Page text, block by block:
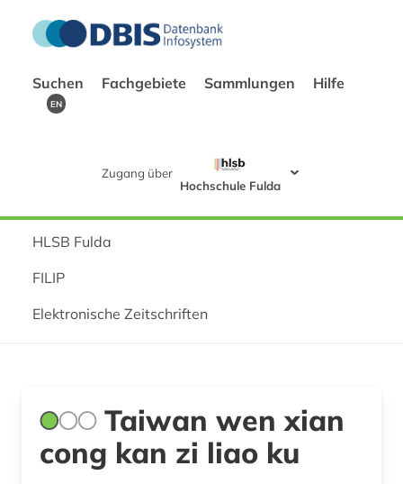
Suchen Fachgebiete Sammlungen Hilfe
EN
Zugang über
Hochschule Fulda
HLSB Fulda
FILIP
Elektronische Zeitschriften
Taiwan wen xian
cong kan zi liao ku